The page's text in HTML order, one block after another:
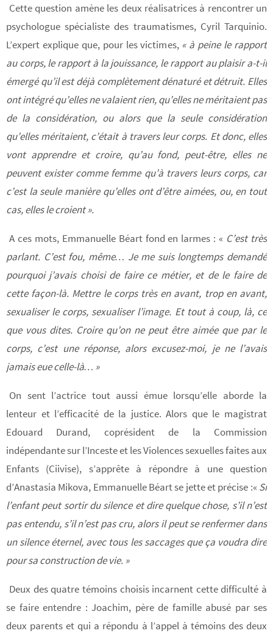
Cette question amène les deux réalisatrices à rencontrer un
psychologue spécialiste des traumatismes, Cyril Tarquinio.
L’expert explique que, pour les victimes,« à peine le rapport
au corps, le rapport à la jouissance, le rapport au plaisir a-t-il
émergé qu’il est déjà complètement dénaturé et détruit. Elles
ont intégré qu’elles ne valaient rien, qu’elles ne méritaient pas
de la considération, ou alors que la seule considération
qu’elles méritaient, c’était à travers leur corps. Et donc, elles
vont apprendre et croire, qu’au fond, peut-être, elles ne
peuvent exister comme femme qu’à travers leurs corps, car
c’est la seule manière qu’elles ont d’être aimées, ou, en tout
cas, elles le croient ».
A ces mots, Emmanuelle Béart fond en larmes : « C’est très
parlant. C’est fou, même… Je me suis longtemps demandé
pourquoi j’avais choisi de faire ce métier, et de le faire de
cette façon-là. Mettre le corps très en avant, trop en avant,
sexualiser le corps, sexualiser l’image. Et tout à coup, là, ce
que vous dites. Croire qu’on ne peut être aimée que par le
corps, c’est une réponse, alors excusez-moi, je ne l’avais
jamais eue celle-là… »
On sent l’actrice tout aussi émue lorsqu’elle aborde la
lenteur et l’efficacité de la justice. Alors que le magistrat
Edouard Durand, coprésident de la Commission
indépendante sur l’Inceste et les Violences sexuelles faites aux
Enfants (Ciivise), s’apprête à répondre à une question
d’Anastasia Mikova, Emmanuelle Béart se jette et précise :«Si
l’enfant peut sortir du silence et dire quelque chose, s’il n’est
pas entendu, s’il n’est pas cru, alors il peut se renfermer dans
un silence éternel, avec tous les saccages que ça voudra dire
pour sa construction de vie. »
Deux des quatre témoins choisis incarnent cette difficulté à
se faire entendre : Joachim, père de famille abusé par ses
deux parents et qui a répondu à l’appel à témoins des deux